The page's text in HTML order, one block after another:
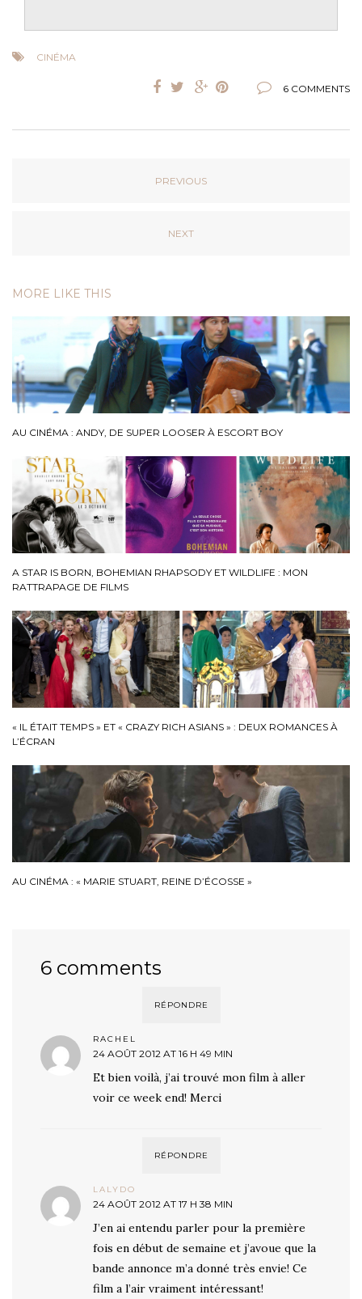
CINÉMA
6 COMMENTS
PREVIOUS
NEXT
MORE LIKE THIS
AU CINÉMA : ANDY, DE SUPER LOOSER À ESCORT BOY
A STAR IS BORN, BOHEMIAN RHAPSODY ET WILDLIFE : MON
RATTRAPAGE DE FILMS
« IL ÉTAIT TEMPS » ET « CRAZY RICH ASIANS » : DEUX ROMANCES À
L’ÉCRAN
AU CINÉMA : « MARIE STUART, REINE D’ÉCOSSE »
6 comments
RÉPONDRE
RACHEL
24 AOÛT 2012 AT 16 H 49 MIN
Et bien voilà, j’ai trouvé mon film à aller
voir ce week end! Merci
RÉPONDRE
LALYDO
24 AOÛT 2012 AT 17 H 38 MIN
J’en ai entendu parler pour la première
fois en début de semaine et j’avoue que la
bande annonce m’a donné très envie! Ce
film a l’air vraiment intéressant!